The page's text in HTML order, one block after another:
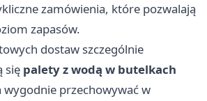
zamówienia, które pozwalają
zapasów.
dostaw szczególnie
się palety z wodą w butelkach
przechowywać w